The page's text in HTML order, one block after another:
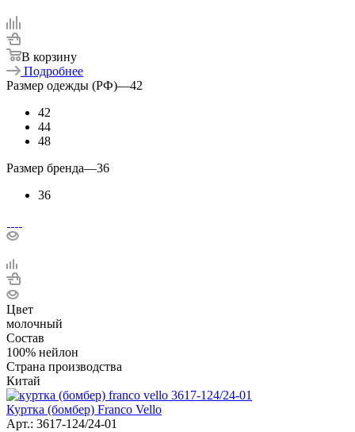
В корзину
Подробнее
Размер одежды (РФ)—42
42
44
48
Размер бренда—36
36
Цвет
молочный
Состав
100% нейлон
Страна производства
Китай
Куртка (бомбер) Franco Vello
Арт.: 3617-124/24-01